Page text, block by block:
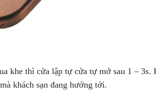
thì cửa lập tự cửa tự mở sau 1 – 3s.
khách sạn đang hướng tới.